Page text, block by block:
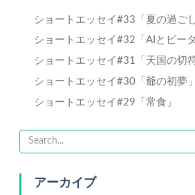
ショートエッセイ#33「夏の過ご
ショートエッセイ#32「AIとビータ
ショートエッセイ#31「天国の切符
ショートエッセイ#30「爺の初夢」
ショートエッセイ#29「常食」
アーカイブ